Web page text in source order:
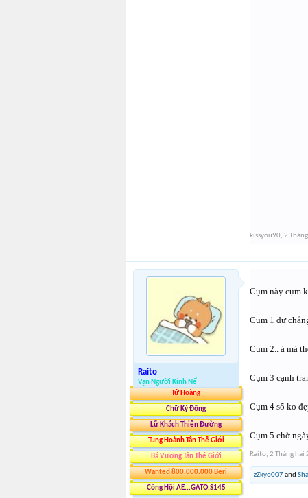
kissyou90, 2
Raito
Vạn Người Kính Nể
Tứ Hoàng
Chữ Ký Động
Lữ Khách Thiên Đường
Tung Hoành Tân Thế Giới
Bá Vương Tân Thế Giới
Wanted 800.000.000 Beri
Công Hội AE...GATO.S145
Cụm này cụm
Cụm 1 dự
Cụm 2.. à mà
Cụm 3 cạnh
Cụm 4 số ko
Cụm 5 chờ
Raito, 2 Tháng hai
zZkyo007and